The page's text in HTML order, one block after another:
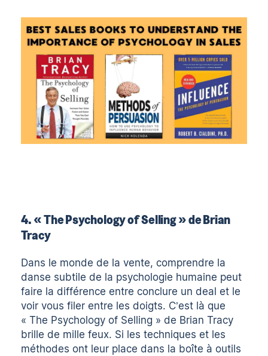
4. « The Psychology of Selling » de Brian
Tracy
Dans le monde de la vente, comprendre la
danse subtile de la psychologie humaine peut
faire la différence entre conclure un deal et le
voir vous filer entre les doigts. C’est là que
« The Psychology of Selling » de Brian Tracy
brille de mille feux. Si les techniques et les
méthodes ont leur place dans la boîte à outils